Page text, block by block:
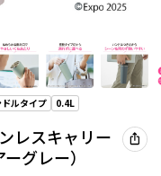
ルタイプ 0.4L
レスキャリー
グレー）